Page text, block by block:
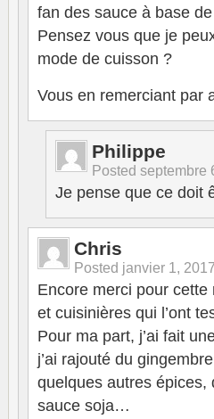
fan des sauce à base
Pensez vous que je
mode de cuisson ?
Vous en remerciant par
Philippe
Posted septembre
Je pense que ce doit
Chris
Posted janvier 1,
Encore merci pour
et cuisinières qui l’ont
Pour ma part, j’ai fait
j’ai rajouté du
quelques autres épices,
sauce soja…